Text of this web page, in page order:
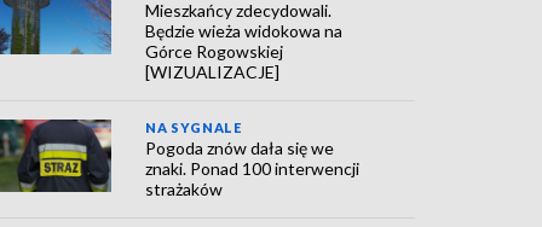
Mieszkańcy zdecydowali.
Będzie wieża widokowa na
Górce Rogowskiej
[WIZUALIZACJE]
NA SYGNALE
Pogoda znów dała się we
znaki. Ponad 100 interwencji
strażaków